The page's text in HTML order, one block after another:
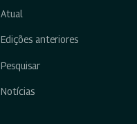
Atual
Edições anteriores
Pesquisar
Notícias